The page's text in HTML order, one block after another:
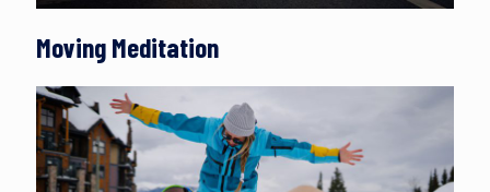
Moving Meditation